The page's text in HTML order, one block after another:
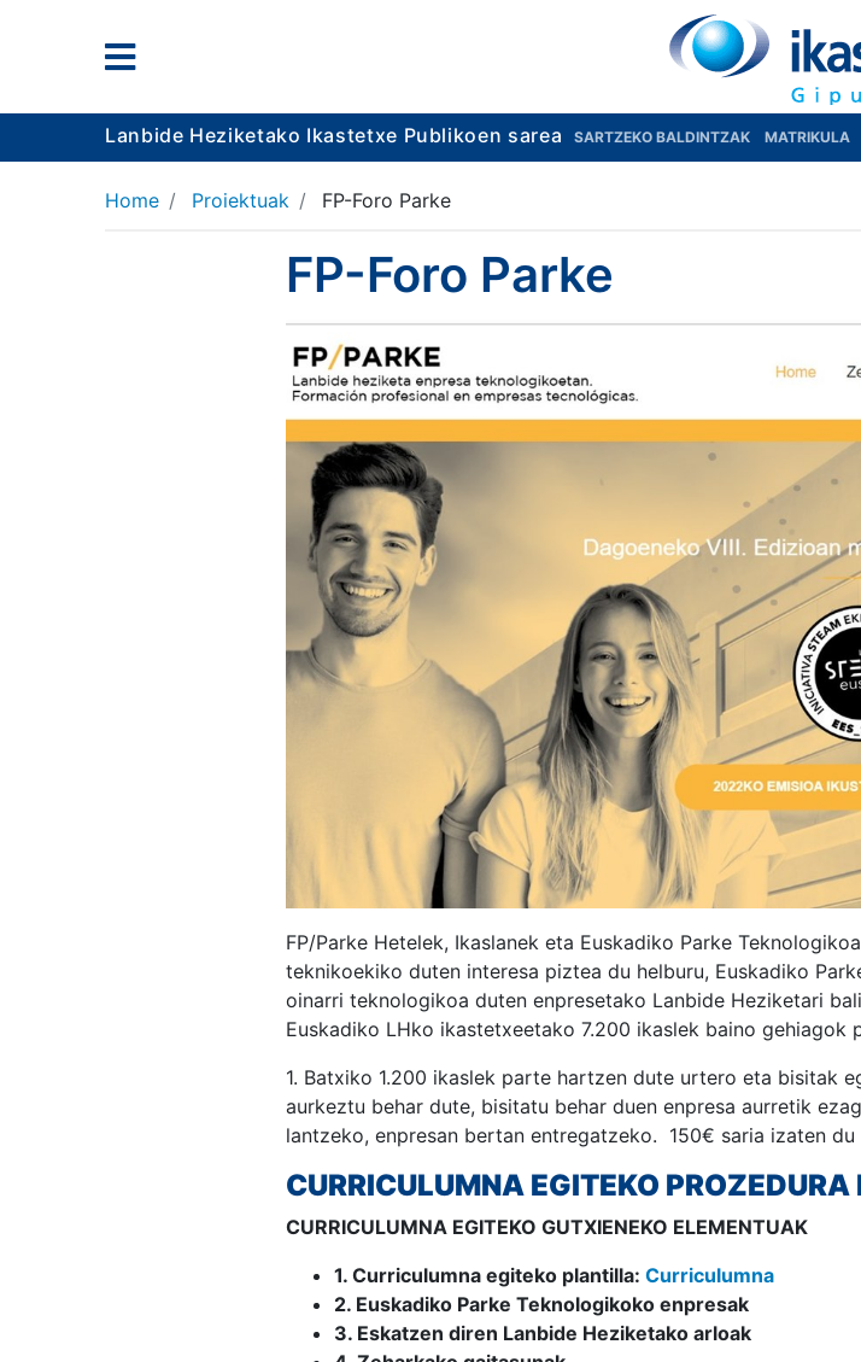
Lanbide Heziketako Ikastetxe Publikoen sarea SARTZEKO BALDINTZAK MATRIKULA
Home Proiektuak FP-Foro Parke
FP-Foro Parke
FP/Parke Hetelek, Ikaslanek eta Euskadiko Parke
teknikoekiko duten interesa piztea du helburu, Euskadiko
oinarri teknologikoa duten enpresetako Lanbide Heziketari
Euskadiko LHko ikastetxeetako 7.200 ikaslek baino gehiagok
1. Batxiko 1.200 ikaslek parte hartzen dute urtero eta bisitak
aurkeztu behar dute, bisitatu behar duen enpresa aurretik
lantzeko, enpresan bertan entregatzeko. 150€ saria izaten du
CURRICULUMNA EGITEKO
CURRICULUMNA EGITEKO GUTXIENEKO ELEMENTUAK
1. Curriculumna egiteko plantilla: Curriculumna
2. Euskadiko Parke Teknologikoko enpresak
3. Eskatzen diren Lanbide Heziketako arloak